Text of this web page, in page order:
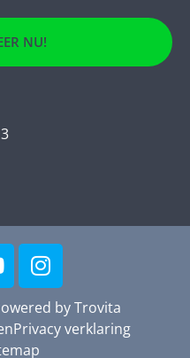
NU!
by Trovita
Privacy verklaring